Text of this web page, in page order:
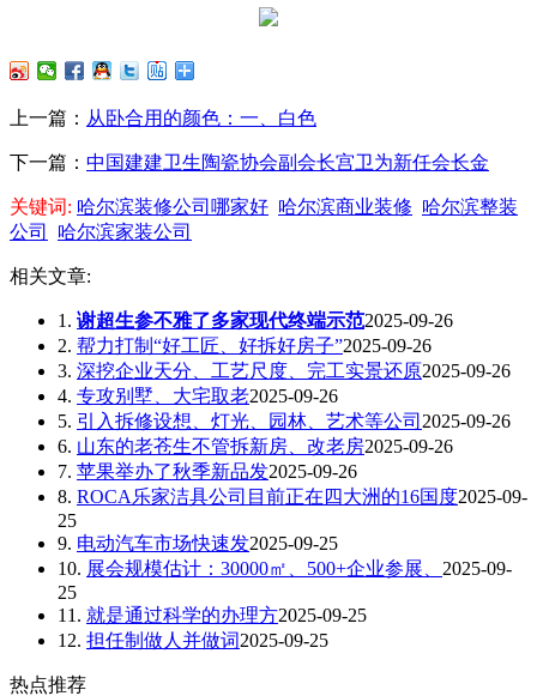
上一篇： 从卧合用的颜色：一、白色
下一篇： 中国建建卫生陶瓷协会副会长宫卫为新任会长金
关键词: 哈尔滨装修公司哪家好 哈尔滨商业装修 哈尔滨整装
公司
哈尔滨家装公司
相关文章:
1. 谢超生参不雅了多家现代终端示范2025-09-26
2. 帮力打制“好工匠、好拆好房子”2025-09-26
3. 深挖企业天分、工艺尺度、完工实景还原2025-09-26
4. 专攻别墅、大宅取老2025-09-26
5. 引入拆修设想、灯光、园林、艺术等公司 2025-09-26
6. 山东的老苍生不管拆新房、改老房2025-09-26
7. 苹果举办了秋季新品发2025-09-26
8. ROCA乐家洁具公司目前正在四大洲的16国度2025-09-
25
9. 电动汽车市场快速发2025-09-25
10. 展会规模估计：30000㎡、500+企业参展、 2025-09-
25
11. 就是通过科学的办理方2025-09-25
12. 担任制做人并做词2025-09-25
热点推荐